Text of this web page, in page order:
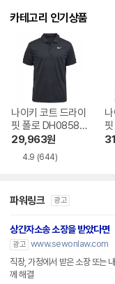
카테고리 인기상품
나이키 코트 드라이
핏 폴로 DH0858-
010
29,963원
4.9 (644)
00
파워링크 광고
상간자소송 소장을 받았다면
광고 www.sewonlaw.com
직장, 가정에서 받은 소장 또는
께 해결